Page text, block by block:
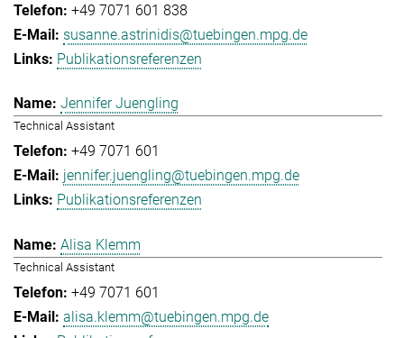
+49 7071 601 838
susanne.astrinidis@tuebingen.mpg.de
Publikationsreferenzen
Jennifer Juengling
Technical Assistant
+49 7071 601
jennifer.juengling@tuebingen.mpg.de
Publikationsreferenzen
Alisa Klemm
Technical Assistant
+49 7071 601
alisa.klemm@tuebingen.mpg.de